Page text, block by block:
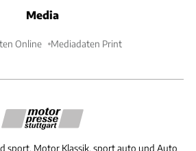
Media
Online Mediadaten Print
sport, Motor Klassik, sport auto und Auto